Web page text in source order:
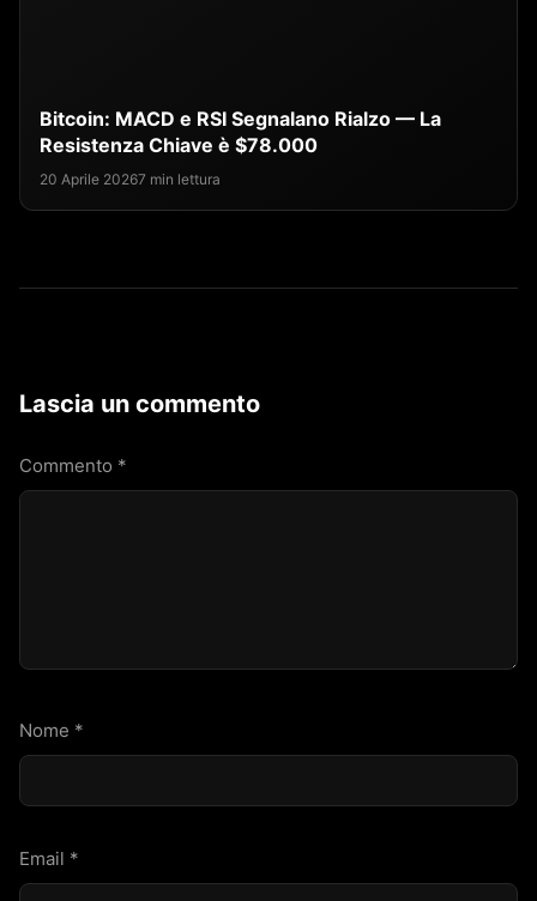
Bitcoin: MACD e RSI Segnalano Rialzo — La
Resistenza Chiave è $78.000
20 Aprile 20267 min lettura
Lascia un commento
Commento *
Nome *
Email *